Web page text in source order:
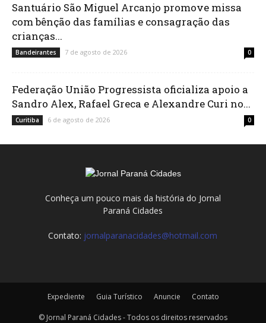
Santuário São Miguel Arcanjo promove missa
com bênção das famílias e consagração das
crianças...
Bandeirantes 7 de agosto de 2026 0
Federação União Progressista oficializa apoio a
Sandro Alex, Rafael Greca e Alexandre Curi no...
Curitiba 6 de agosto de 2026 0
Conheça um pouco mais da história do Jornal
Paraná Cidades
Contato: jornalparanacidades@hotmail.com
Expediente Guia Turístico Anuncie Contato
© Jornal Paraná Cidades - Todos os direitos reservados